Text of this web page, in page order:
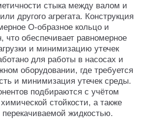
стыка между валом и
другого агрегата. Конструкция
O-образное кольцо и
что обеспечивает равномерное
и минимизацию утечек
для работы в насосах и
оборудовании, где требуется
и минимизация утечек среды.
подбираются с учётом
стойкости, а также
жидкостью.